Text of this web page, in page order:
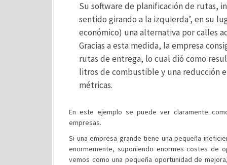
Su software de planificación de rutas,
sentido girando a la izquierda’, en su
económico) una alternativa por calles
Gracias a esta medida, la empresa
rutas de entrega, lo cual dió como
litros de combustible y una reducción
métricas.
En este ejemplo se puede ver claramente
empresas.
Si una empresa grande tiene una pequeña
enormemente, suponiendo enormes costes de
vemos como una pequeña oportunidad de